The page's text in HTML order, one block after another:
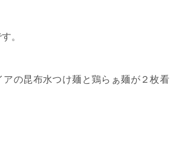
。
アの昆布水つけ麺と鶏らぁ麺が２枚看